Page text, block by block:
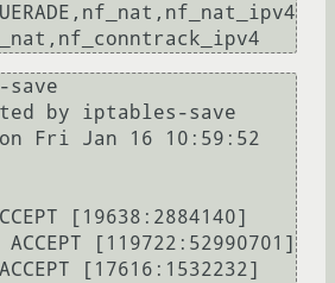
by iptables-save
Fri Jan 16 10:59:52
[19638:2884140]
ACCEPT [119722:52990701]
ACCEPT [17616:1532232]